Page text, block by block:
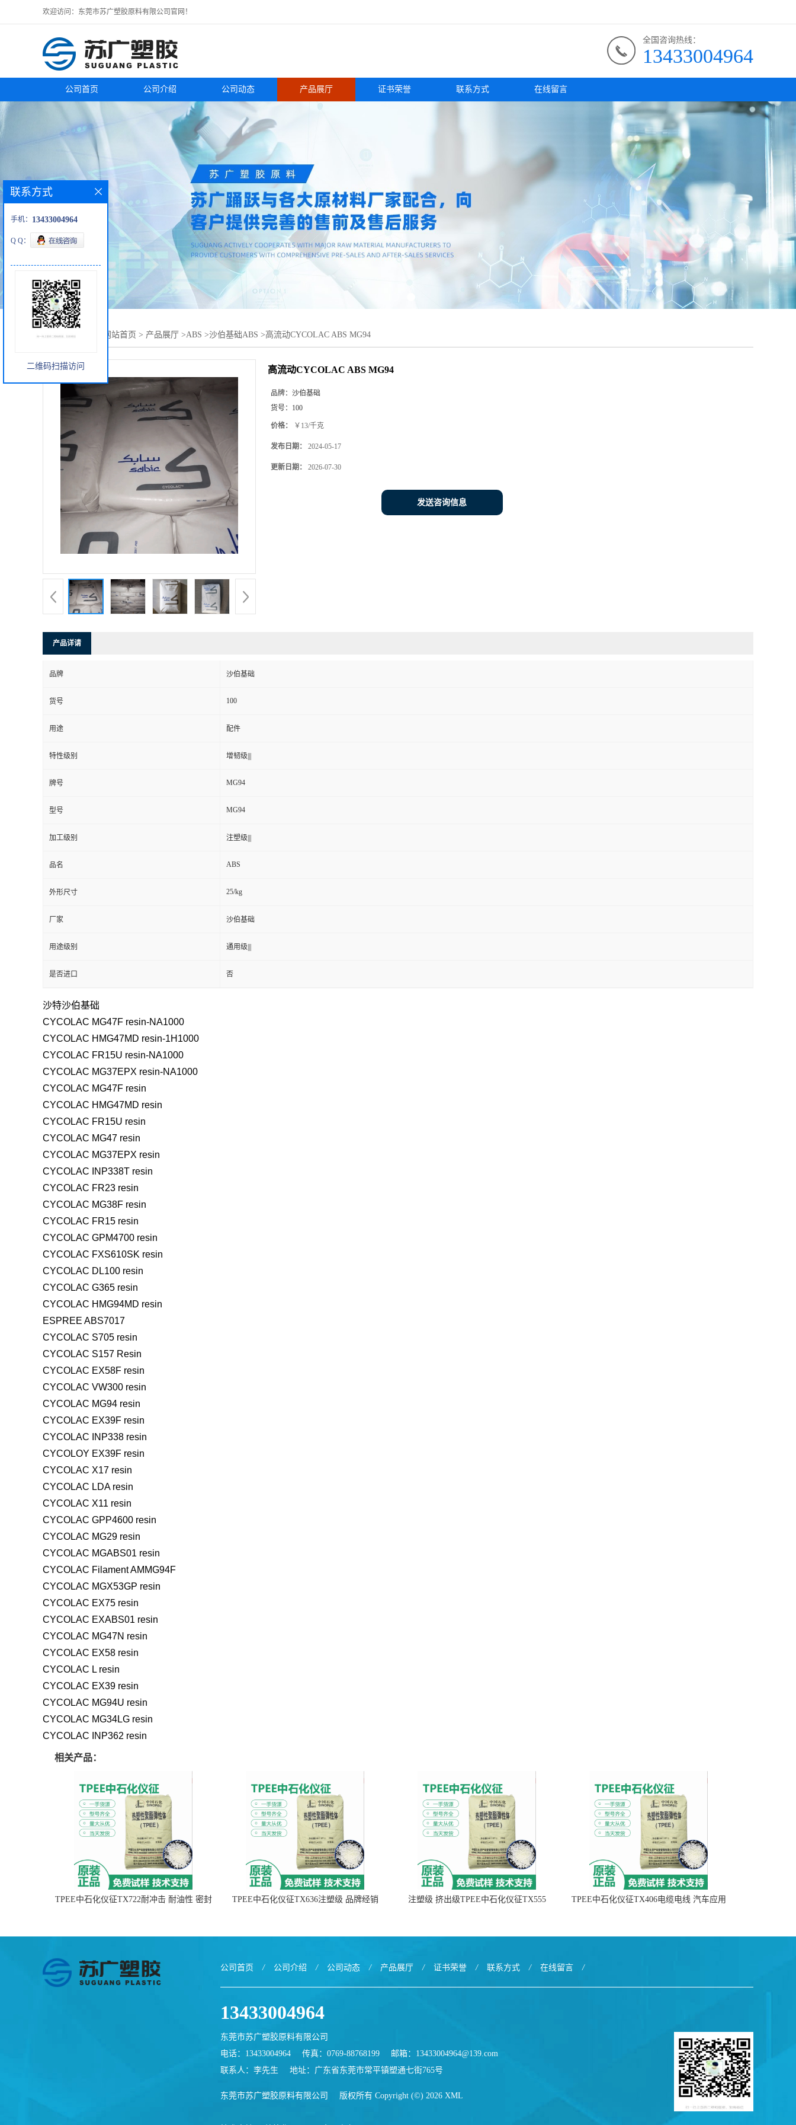
欢迎访问：东莞市苏广塑胶原料有限公司官网！
全国咨询热线：
13433004964
公司首页 公司介绍 公司动态 产品展厅 证书荣誉 联系方式 在线留言
您当前的位置： 网站首页 > 产品展厅 >ABS >沙伯基础ABS >高流动CYCOLAC ABS MG94
高流动CYCOLAC ABS MG94
品牌： 沙伯基础
货号： 100
价格： ￥13/千克
发布日期： 2024-05-17
更新日期： 2026-07-30
发送咨询信息
产品详请
品牌 沙伯基础
货号 100
用途 配件
特性级别 增韧级|||
牌号 MG94
型号 MG94
加工级别 注塑级|||
品名 ABS
外形尺寸 25/kg
厂家 沙伯基础
用途级别 通用级|||
是否进口 否
沙特沙伯基础
CYCOLAC MG47F resin-NA1000
CYCOLAC HMG47MD resin-1H1000
CYCOLAC FR15U resin-NA1000
CYCOLAC MG37EPX resin-NA1000
CYCOLAC MG47F resin
CYCOLAC HMG47MD resin
CYCOLAC FR15U resin
CYCOLAC MG47 resin
CYCOLAC MG37EPX resin
CYCOLAC INP338T resin
CYCOLAC FR23 resin
CYCOLAC MG38F resin
CYCOLAC FR15 resin
CYCOLAC GPM4700 resin
CYCOLAC FXS610SK resin
CYCOLAC DL100 resin
CYCOLAC G365 resin
CYCOLAC HMG94MD resin
ESPREE ABS7017
CYCOLAC S705 resin
CYCOLAC S157 Resin
CYCOLAC EX58F resin
CYCOLAC VW300 resin
CYCOLAC MG94 resin
CYCOLAC EX39F resin
CYCOLAC INP338 resin
CYCOLOY EX39F resin
CYCOLAC X17 resin
CYCOLAC LDA resin
CYCOLAC X11 resin
CYCOLAC GPP4600 resin
CYCOLAC MG29 resin
CYCOLAC MGABS01 resin
CYCOLAC Filament AMMG94F
CYCOLAC MGX53GP resin
CYCOLAC EX75 resin
CYCOLAC EXABS01 resin
CYCOLAC MG47N resin
CYCOLAC EX58 resin
CYCOLAC L resin
CYCOLAC EX39 resin
CYCOLAC MG94U resin
CYCOLAC MG34LG resin
CYCOLAC INP362 resin
相关产品：
TPEE中石化仪征TX722耐冲击 耐油性 密封
TPEE中石化仪征TX636注塑级 品牌经销 注塑级 挤出级TPEE中石化仪征TX555 TPEE中石化仪征TX406电缆电线 汽车应用
联系方式
手机： 13433004964
Q Q：
二维码扫描访问
公司首页 / 公司介绍 / 公司动态 / 产品展厅 / 证书荣誉 / 联系方式 / 在线留言 /
13433004964
东莞市苏广塑胶原料有限公司
电话：13433004964
传真：0769-88768199 邮箱： 13433004964@139.com
联系人：李先生
地址：广东省东莞市常平镇塑通七街765号
东莞市苏广塑胶原料有限公司 版权所有 Copyright (©) 2026 XML